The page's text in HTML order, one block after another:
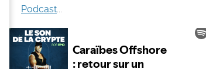
Podcast...